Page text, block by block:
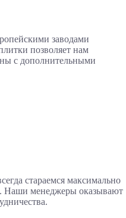
заводами
позволяет нам
с дополнительными
стараемся максимально
Наши менеджеры оказывают